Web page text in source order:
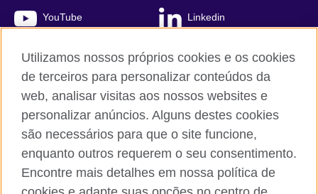
YouTube Linkedin
British Council global
Comentários e reclamações
Política de privacidade e termos de uso
Utilizamos nossos próprios cookies e os cookies
de terceiros para personalizar conteúdos da
web, analisar visitas aos nossos websites e
personalizar anúncios. Alguns destes cookies
são necessários para que o site funcione,
enquanto outros requerem o seu consentimento.
Encontre mais detalhes em nossa política de